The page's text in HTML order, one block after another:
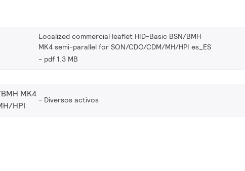
Localized commercial leaflet HID-Basic BSN/BMH
MK4 semi-parallel for SON/CDO/CDM/MH/HPI es_ES
pdf 1.3 MB
MK4
HPI
Diversos activos